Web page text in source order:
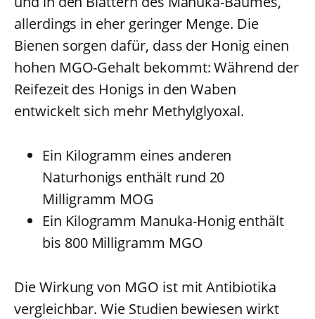
allerdings in eher geringer Menge. Die
Bienen sorgen dafür, dass der Honig einen
hohen MGO-Gehalt bekommt: Während der
Reifezeit des Honigs in den Waben
entwickelt sich mehr Methylglyoxal.
Ein Kilogramm eines anderen
Naturhonigs enthält rund 20
Milligramm MOG
Ein Kilogramm Manuka-Honig enthält
bis 800 Milligramm MGO
Die Wirkung von MGO ist mit Antibiotika
vergleichbar. Wie Studien bewiesen wirkt